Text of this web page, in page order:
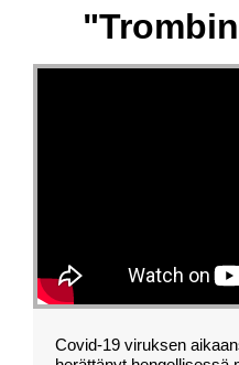
Covid-19 viruksen